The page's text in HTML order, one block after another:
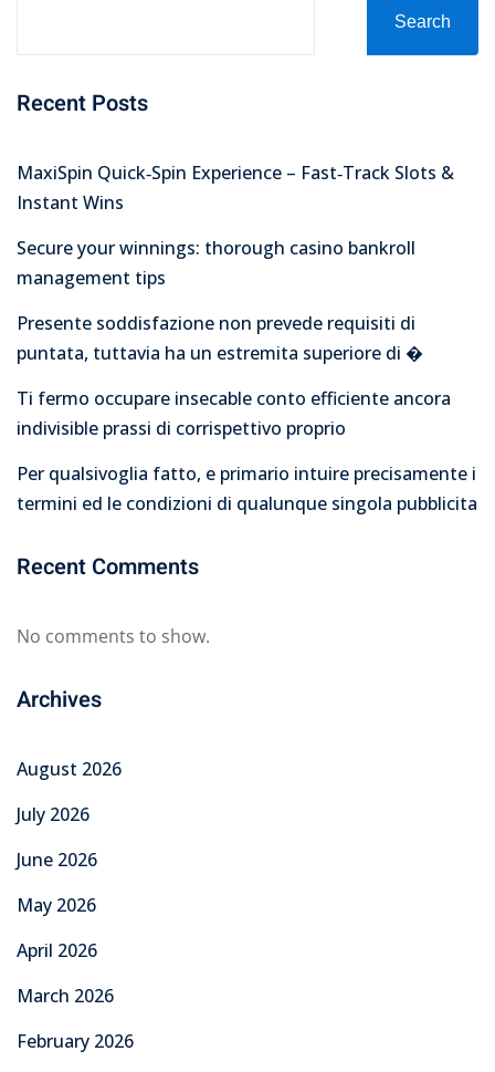
Search
Recent Posts
MaxiSpin Quick‑Spin Experience – Fast‑Track Slots &
Instant Wins
Secure your winnings: thorough casino bankroll
management tips
Presente soddisfazione non prevede requisiti di
puntata, tuttavia ha un estremita superiore di �
Ti fermo occupare insecable conto efficiente ancora
indivisible prassi di corrispettivo proprio
Per qualsivoglia fatto, e primario intuire precisamente i
termini ed le condizioni di qualunque singola pubblicita
Recent Comments
No comments to show.
Archives
August 2026
July 2026
June 2026
May 2026
April 2026
March 2026
February 2026